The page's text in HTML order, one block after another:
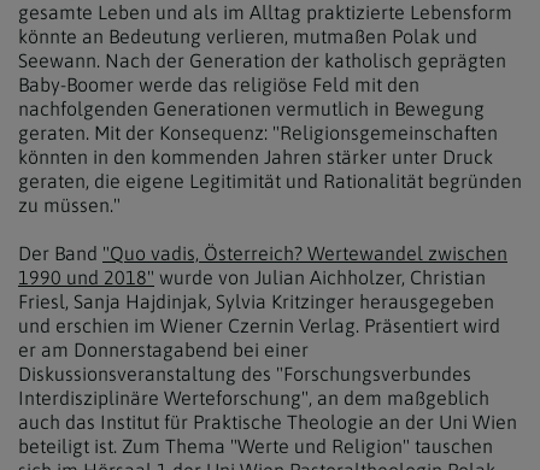
gesamte Leben und als im Alltag praktizierte Lebensform
könnte an Bedeutung verlieren, mutmaßen Polak und
Seewann. Nach der Generation der katholisch geprägten
Baby-Boomer werde das religiöse Feld mit den
nachfolgenden Generationen vermutlich in Bewegung
geraten. Mit der Konsequenz: "Religionsgemeinschaften
könnten in den kommenden Jahren stärker unter Druck
geraten, die eigene Legitimität und Rationalität begründen
zu müssen."
Der Band "Quo vadis, Österreich? Wertewandel zwischen
1990 und 2018" wurde von Julian Aichholzer, Christian
Friesl, Sanja Hajdinjak, Sylvia Kritzinger herausgegeben
und erschien im Wiener Czernin Verlag. Präsentiert wird
er am Donnerstagabend bei einer
Diskussionsveranstaltung des "Forschungsverbundes
Interdisziplinäre Werteforschung", an dem maßgeblich
auch das Institut für Praktische Theologie an der Uni Wien
beteiligt ist. Zum Thema "Werte und Religion" tauschen